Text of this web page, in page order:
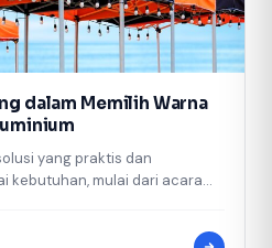
dalam Memilih Warna
yang praktis dan
kebutuhan, mulai dari acara